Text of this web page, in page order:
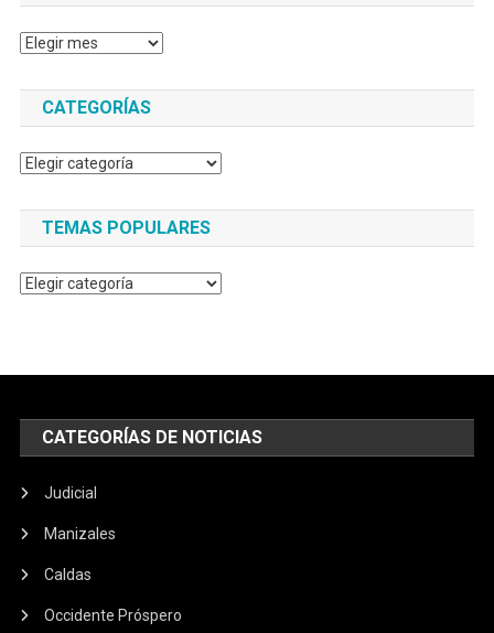
Archivos
CATEGORÍAS
Categorías
TEMAS POPULARES
Temas
CATEGORÍAS DE NOTICIAS
Judicial
Manizales
Caldas
Occidente Próspero